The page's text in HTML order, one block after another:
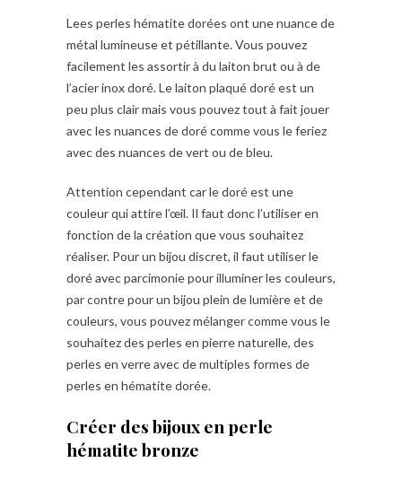
Lees perles hématite dorées ont une nuance de
métal lumineuse et pétillante. Vous pouvez
facilement les assortir à du laiton brut ou à de
l’acier inox doré. Le laiton plaqué doré est un
peu plus clair mais vous pouvez tout à fait jouer
avec les nuances de doré comme vous le feriez
avec des nuances de vert ou de bleu.
Attention cependant car le doré est une
couleur qui attire l’œil. Il faut donc l’utiliser en
fonction de la création que vous souhaitez
réaliser. Pour un bijou discret, il faut utiliser le
doré avec parcimonie pour illuminer les couleurs,
par contre pour un bijou plein de lumière et de
couleurs, vous pouvez mélanger comme vous le
souhaitez des perles en pierre naturelle, des
perles en verre avec de multiples formes de
perles en hématite dorée.
Créer des bijoux en perle
hématite bronze